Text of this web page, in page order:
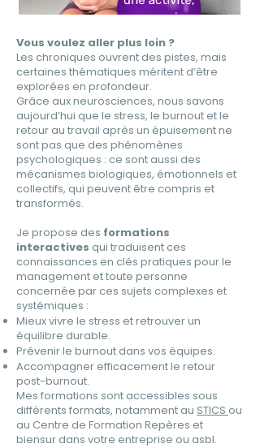
Vous voulez aller plus loin ?
Les chroniques ouvrent des pistes, mais
certaines thématiques méritent d’être
explorées en profondeur.
Grâce aux neurosciences, nous savons
aujourd’hui que le stress, le burnout et le
retour au travail après un épuisement ne
sont pas que des phénomènes
psychologiques : ce sont aussi des
mécanismes biologiques, émotionnels et
collectifs, qui peuvent être compris et
transformés.
Je propose des formations
interactives qui traduisent ces
connaissances en clés pratiques pour le
management et toute personne
concernée par ces sujets complexes et
systémiques :
Mieux vivre le stress et retrouver un
équilibre durable.
Prévenir le burnout dans vos équipes.
Accompagner efficacement le retour
post-burnout.
Mes formations sont accessibles sous
différents formats, notamment au STICS ou
au Centre de Formation Repères et
biensur dans votre entreprise ou asbl.